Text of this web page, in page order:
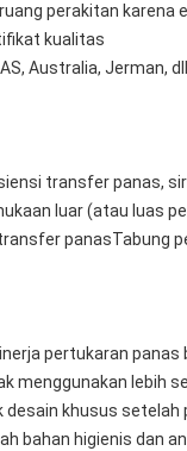
perakitan karena
kualitas
Australia, Jerman, dll
transfer panas,
luar (atau luas
panasTabung
pertukaran
menggunakan lebih
desain khusus setelah
bahan higienis dan